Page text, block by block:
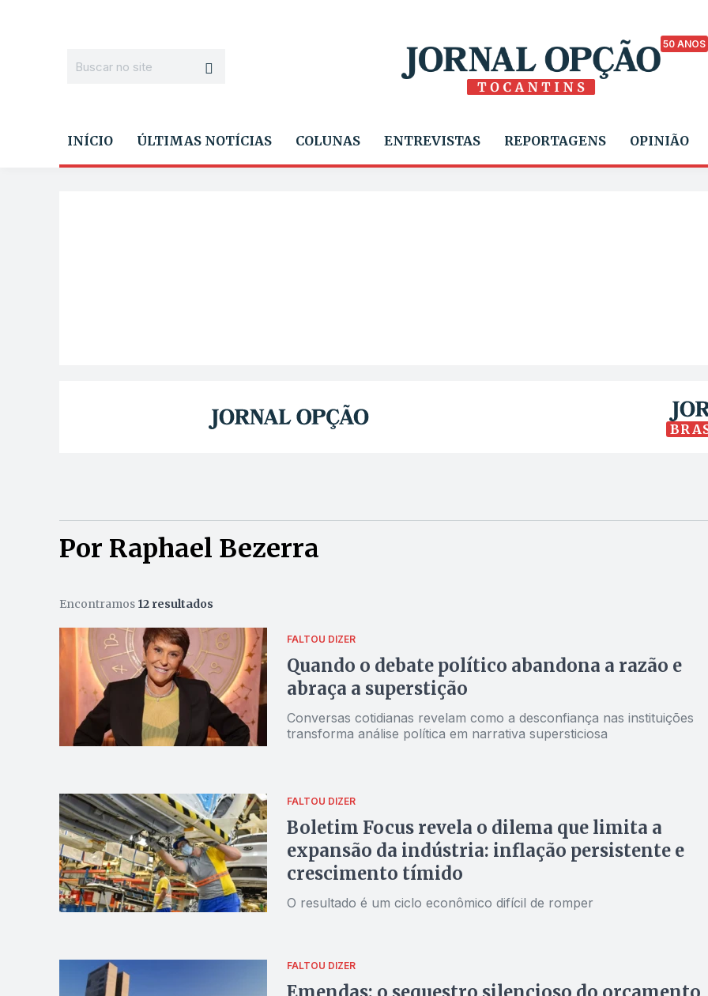
50 ANOS
INÍCIO ÚLTIMAS NOTÍCIAS COLUNAS ENTREVISTAS REPORTAGENS OPINIÃO
Por Raphael Bezerra
Encontramos 12 resultados
FALTOU DIZER
Quando o debate político abandona a razão e
abraça a superstição
Conversas cotidianas revelam como a desconfiança nas instituições
transforma análise política em narrativa supersticiosa
FALTOU DIZER
Boletim Focus revela o dilema que limita a
expansão da indústria: inflação persistente e
crescimento tímido
O resultado é um ciclo econômico difícil de romper
FALTOU DIZER